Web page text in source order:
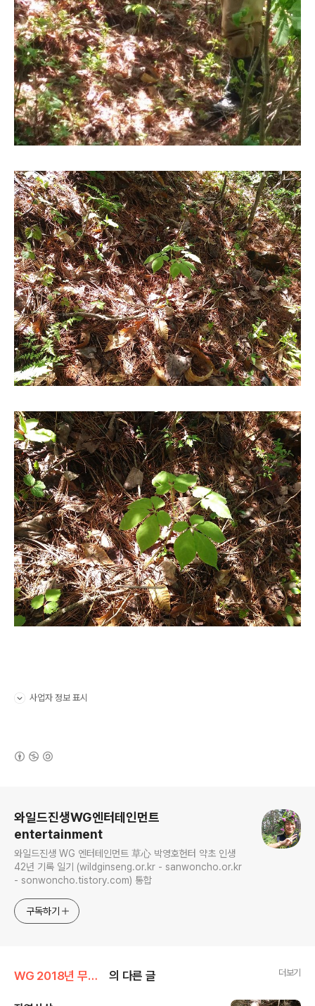
사업자 정보 표시
와일드진생WG엔터테인먼트
entertainment
와일드진생 WG 엔터테인먼트 草心 박영호헌터 약초 인생
42년 기록 일기 (wildginseng.or.kr - sanwoncho.or.kr
- sonwoncho.tistory.com) 통합
구독하기
WG 2018년 무술년 기록 의 다른 글 더보기